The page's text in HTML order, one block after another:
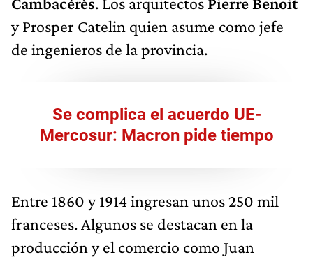
y Prosper Catelin quien asume como jefe
de ingenieros de la provincia.
Se complica el acuerdo UE-
Mercosur: Macron pide tiempo
Entre 1860 y 1914 ingresan unos 250 mil
franceses. Algunos se destacan en la
producción y el comercio como Juan